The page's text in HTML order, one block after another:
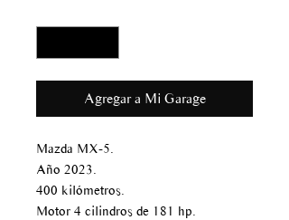
Agregar a Mi Garage
Mazda MX-5.
Año 2023.
400 kilómetros.
Motor 4 cilindros de 181 hp.